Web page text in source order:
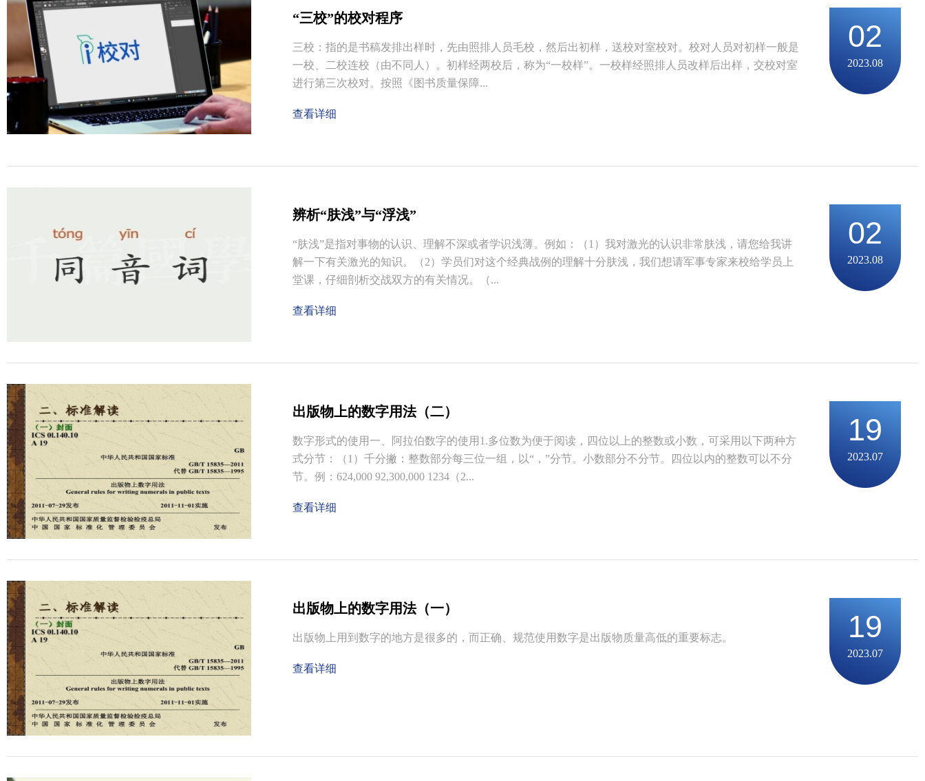
“三校”的校对程序
02
2023.08
三校：指的是书稿发排出样时，先由照排人员毛校，然后出初样，送校对室校对。校对人员对初样一般是
一校、二校连校（由不同人）。初样经两校后，称为“一校样”。一校样经照排人员改样后出样，交校对室
进行第三次校对。按照《图书质量保障...
查看详细
辨析“肤浅”与“浮浅”
02
2023.08
“肤浅”是指对事物的认识、理解不深或者学识浅薄。例如：（1）我对激光的认识非常肤浅，请您给我讲
解一下有关激光的知识。（2）学员们对这个经典战例的理解十分肤浅，我们想请军事专家来校给学员上
堂课，仔细剖析交战双方的有关情况。（...
查看详细
出版物上的数字用法（二）
19
2023.07
数字形式的使用一、阿拉伯数字的使用1.多位数为便于阅读，四位以上的整数或小数，可采用以下两种方
式分节：（1）千分撇：整数部分每三位一组，以“，”分节。小数部分不分节。四位以内的整数可以不分
节。例：624,000 92,300,000 1234（2...
查看详细
出版物上的数字用法（一）
19
2023.07
出版物上用到数字的地方是很多的，而正确、规范使用数字是出版物质量高低的重要标志。
查看详细